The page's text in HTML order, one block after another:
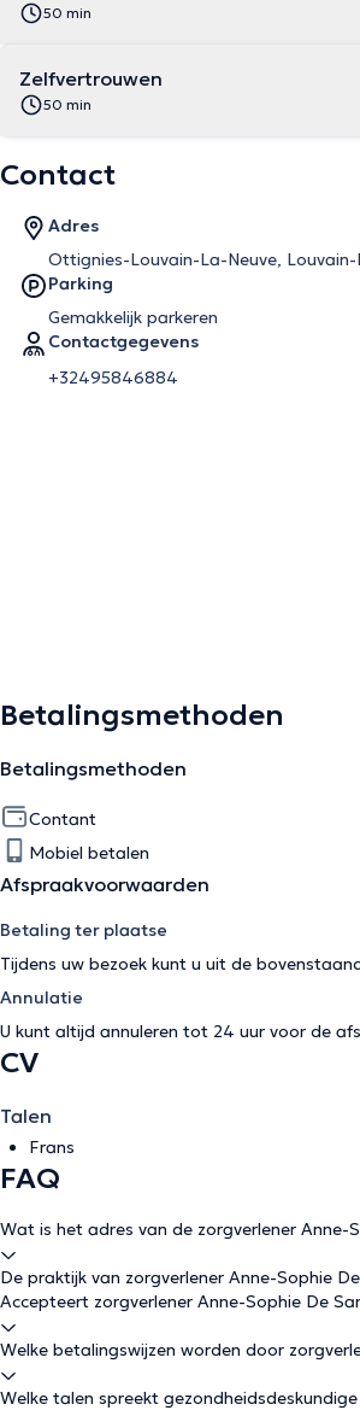
50 min
Zelfvertrouwen
50 min
Contact
Adres
Ottignies-Louvain-La-Neuve, Louvain-
Parking
Gemakkelijk parkeren
Contactgegevens
+32495846884
Betalingsmethoden
Betalingsmethoden
Contant
Mobiel betalen
Afspraakvoorwaarden
Betaling ter plaatse
Tijdens uw bezoek kunt u uit de
Annulatie
U kunt altijd annuleren tot 24 uur voor de
CV
Talen
Frans
FAQ
Wat is het adres van de zorgverlener Anne-
De praktijk van zorgverlener Anne-Sophie
Accepteert zorgverlener Anne-Sophie De
Welke betalingswijzen worden door
Welke talen spreekt